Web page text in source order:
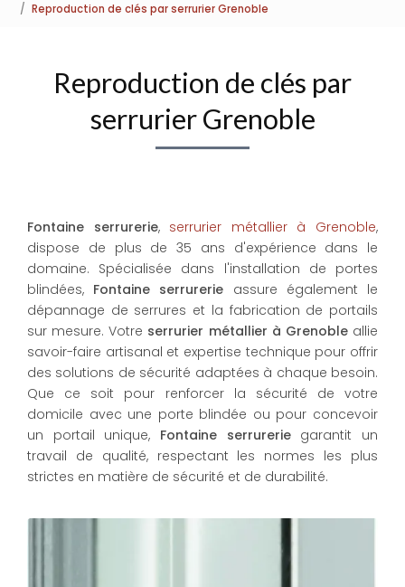
Reproduction de clés par serrurier Grenoble
Reproduction de clés par
serrurier Grenoble
Fontaine serrurerie, serrurier métallier à Grenoble,
dispose de plus de 35 ans d'expérience dans le
domaine. Spécialisée dans l'installation de portes
blindées, Fontaine serrurerie assure également le
dépannage de serrures et la fabrication de portails
sur mesure. Votre serrurier métallier à Grenobleallie
savoir-faire artisanal et expertise technique pour offrir
des solutions de sécurité adaptées à chaque besoin.
Que ce soit pour renforcer la sécurité de votre
domicile avec une porte blindée ou pour concevoir
un portail unique, Fontaine serrureriegarantit un
travail de qualité, respectant les normes les plus
strictes en matière de sécurité et de durabilité.